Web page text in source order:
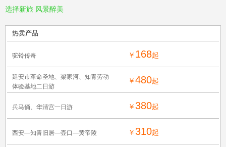
选择新旅 风景醉美
热卖产品
驼铃传奇 ￥ 168起
延安市革命圣地、梁家河、知青劳动
体验基地二日游
￥480起
兵马俑、华清宫一日游 ￥380起
西安—知青旧居—壶口—黄帝陵 ￥310起